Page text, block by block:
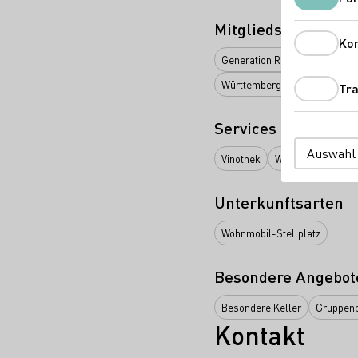
Mitgliedschaften
Generation Riesling
Württemberger Weingüter e.V
Services
Vinothek Weinbar Online
Unterkunftsarten
Wohnmobil-Stellplatz
Besondere
Besondere Keller
Kontakt